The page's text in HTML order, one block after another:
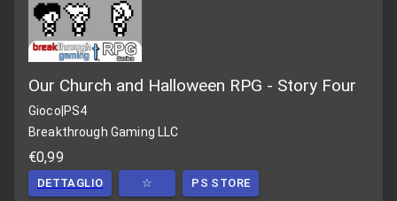
Our Church and Halloween RPG - Story Four
Gioco|PS4
Breakthrough Gaming LLC
€0,99
DETTAGLIO ☆ PS STORE